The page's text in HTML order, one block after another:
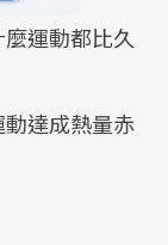
運動都比久
達成熱量赤